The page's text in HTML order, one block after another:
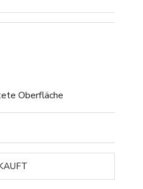
Oberfläche